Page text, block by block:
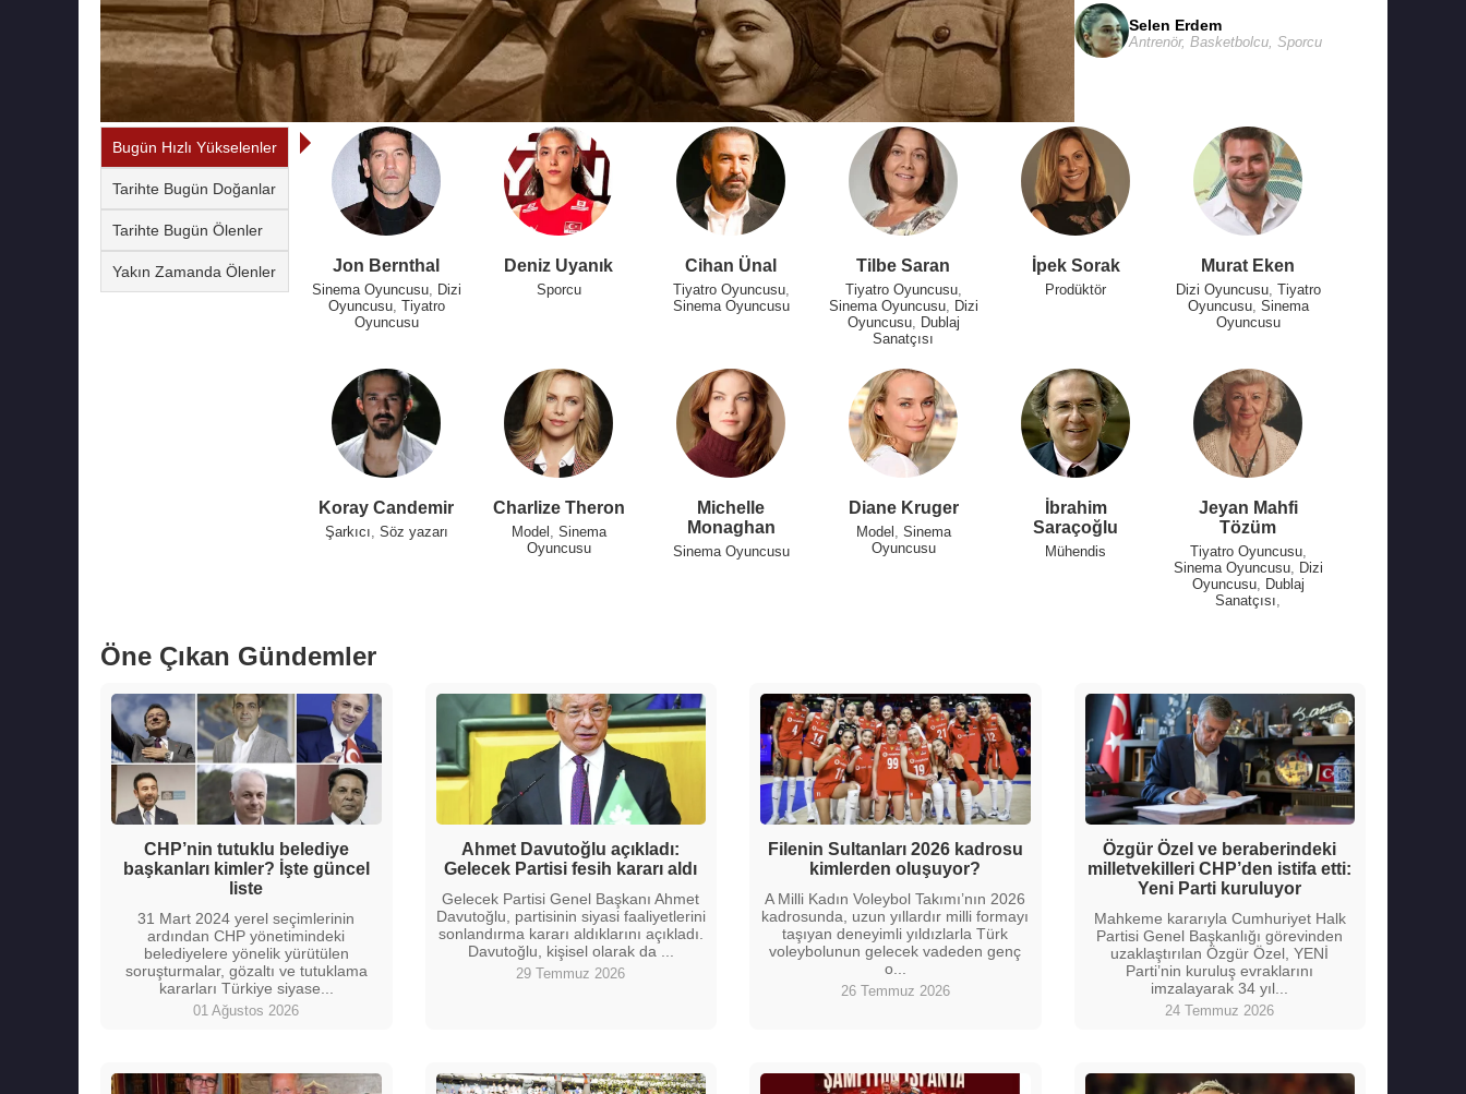
Selen Erdem
Antrenör, Basketbolcu Sporcu
Bugün Hızlı Yükselenler
Tarihte Bugün Doğanlar
Tarihte Bugün Ölenler
Yakın Zamanda Ölenler Jon Bernthal
Sinema Oyuncusu,
Dizi
Oyuncusu, Tiyatro
Oyuncusu
Deniz Uyanık
Sporcu
Cihan Ünal
Tiyatro Oyuncusu,
Sinema Oyuncusu
Tilbe Saran
Tiyatro Oyuncusu,
Sinema Oyuncusu,
Dizi
Oyuncusu,
Dublaj
Sanatçısı
İpek Sorak
Prodüktör
Murat Eken
Dizi Oyuncusu, Tiyatro
Oyuncusu, Sinema
Oyuncusu
Koray Candemir
Şarkıcı Söz yazarı
Charlize Theron
Model
Sinema
Oyuncusu
Michelle
Monaghan
Sinema Oyuncusu
Diane Kruger
Model
Sinema
Oyuncusu
İbrahim
Saraçoğlu
Mühendis
Jeyan Mahfi
Tözüm
Tiyatro Oyuncusu,
Sinema Oyuncusu,
Dizi
Oyuncusu,
Dublaj
Sanatçısı
Öne Çıkan Gündemler
CHP’nin tutuklu belediye
başkanları kimler? İşte güncel
liste
31 Mart 2024 yerel seçimlerinin
ardından CHP yönetimindeki
belediyelere yönelik yürütülen
soruşturmalar, gözaltı ve tutuklama
kararları Türkiye siyase...
01 Ağustos 2026
Ahmet Davutoğlu açıkladı:
Gelecek Partisi fesih kararı aldı
Gelecek Partisi Genel Başkanı Ahmet
Davutoğlu, partisinin siyasi faaliyetlerini
sonlandırma kararı aldıklarını açıkladı.
Davutoğlu, kişisel olarak da ...
29 Temmuz 2026
Filenin Sultanları 2026 kadrosu
kimlerden oluşuyor?
A Milli Kadın Voleybol Takımı’nın 2026
kadrosunda, uzun yıllardır milli formayı
taşıyan deneyimli yıldızlarla Türk
voleybolunun gelecek vadeden genç
o...
26 Temmuz 2026
Özgür Özel ve beraberindeki
milletvekilleri CHP’den istifa etti:
Yeni Parti kuruluyor
Mahkeme kararıyla Cumhuriyet Halk
Partisi Genel Başkanlığı görevinden
uzaklaştırılan Özgür Özel, YENİ
Parti’nin kuruluş evraklarını
imzalayarak 34 yıl...
24 Temmuz 2026